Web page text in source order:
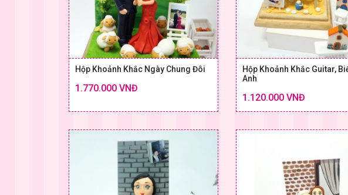
Hộp Khoảnh Khắc Ngày Chung Đôi
1.770.000 VNĐ
Hộp Khoảnh Khắc Guitar,
Anh
1.120.000 VNĐ